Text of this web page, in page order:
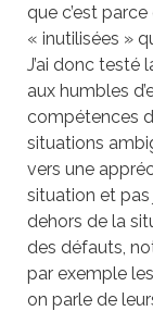
que c’est
« inutilisées »
J’ai donc testé
aux humbles
compétences
situations
vers une
situation et
dehors de la
des défauts,
par exemple
on parle de